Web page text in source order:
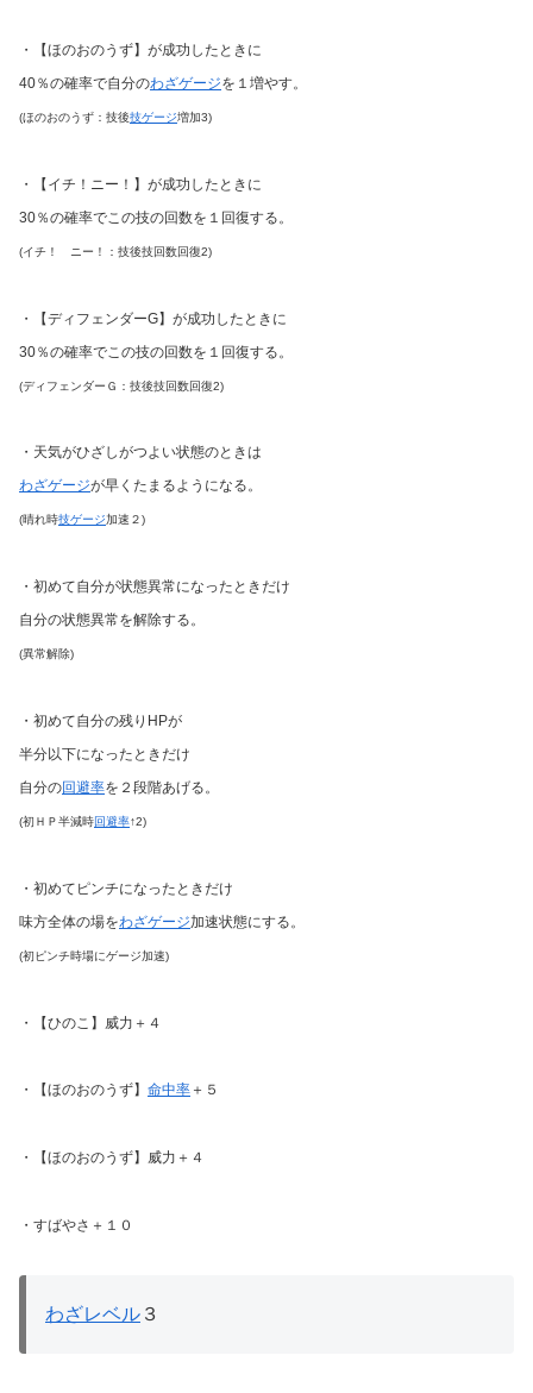
・【ほのおのうず】が成功したときに
40％の確率で自分のわざゲージを１増やす。
(ほのおのうず：技後技ゲージ増加3)
・【イチ！ニー！】が成功したときに
30％の確率でこの技の回数を１回復する。
(イチ！ ニー！：技後技回数回復2)
・【ディフェンダーG】が成功したときに
30％の確率でこの技の回数を１回復する。
(ディフェンダーＧ：技後技回数回復2)
・天気がひざしがつよい状態のときは
わざゲージが早くたまるようになる。
(晴れ時技ゲージ加速２)
・初めて自分が状態異常になったときだけ
自分の状態異常を解除する。
(異常解除)
・初めて自分の残りHPが
半分以下になったときだけ
自分の回避率を２段階あげる。
(初ＨＰ半減時回避率↑2)
・初めてピンチになったときだけ
味方全体の場をわざゲージ加速状態にする。
(初ピンチ時場にゲージ加速)
・【ひのこ】威力＋４
・【ほのおのうず】 命中率 ＋５
・【ほのおのうず】威力＋４
・すばやさ＋１０
わざレベル ３